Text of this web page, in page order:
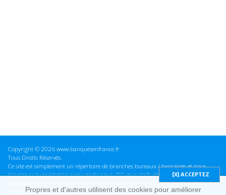
Copyright © 2026 www.banquesenfrance.fr
Tous Droits Réservés.
Ce site est simplement un répertoire de branches bureaux / bancaires et nous
n'avons aucune relation avec une banque. S'il vous plaît vérifier ces informations
avant d'effectuer toute opération, nous ne sommes pas responsables des erreurs
ou des omissions dans les informations que nous fournissons.
Propres et d'autres utilisent des cookies pour améliorer